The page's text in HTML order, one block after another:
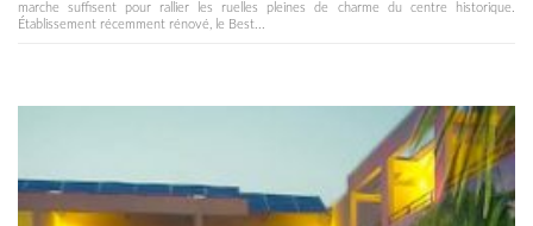
marche suffisent pour rallier les ruelles pleines de charme du centre historique.
Établissement récemment rénové, le Best...